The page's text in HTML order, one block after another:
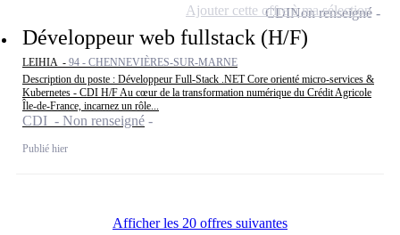
Développeur web fullstack (H/F)
LEIHIA - 94 - CHENNEVIÈRES-SUR-MARNE
Description du poste : Développeur Full-Stack .NET Core orienté micro-services &
Kubernetes - CDI H/F Au cœur de la transformation numérique du Crédit Agricole
Île-de-France, incarnez un rôle...
CDI - Non renseigné
Publié hier
CDINon renseigné
Ajouter cette offre à ma sélection
Afficher les 20 offres suivantes